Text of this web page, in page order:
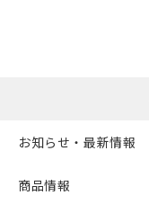
お知らせ・最新情報
商品情報